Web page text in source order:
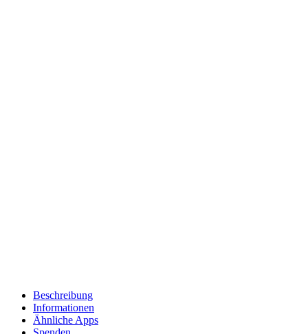
Beschreibung
Informationen
Ähnliche Apps